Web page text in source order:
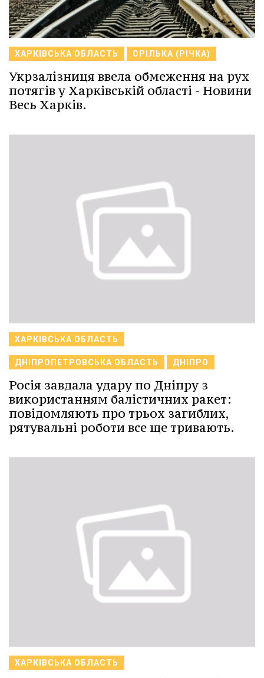
ХАРКІВСЬКА ОБЛАСТЬ ОРІЛЬКА (РІЧКА)
Укрзалізниця ввела обмеження на рух
потягів у Харківській області - Новини
Весь Харків.
ХАРКІВСЬКА ОБЛАСТЬ
ДНІПРОПЕТРОВСЬКА ОБЛАСТЬ ДНІПРО
Росія завдала удару по Дніпру з
використанням балістичних ракет:
повідомляють про трьох загиблих,
рятувальні роботи все ще тривають.
ХАРКІВСЬКА ОБЛАСТЬ